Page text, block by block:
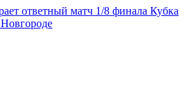
ответный матч 1/8 финала Кубка